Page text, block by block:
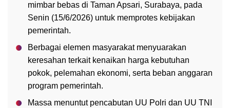
mimbar bebas di Taman Apsari, Surabaya, pada
Senin (15/6/2026) untuk memprotes kebijakan
pemerintah.
Berbagai elemen masyarakat menyuarakan
keresahan terkait kenaikan harga kebutuhan
pokok, pelemahan ekonomi, serta beban anggaran
program pemerintah.
Massa menuntut pencabutan UU Polri dan UU TNI